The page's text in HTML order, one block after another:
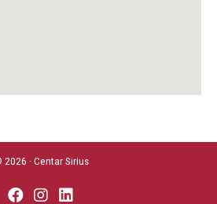
· Centar Sirius
fab fab